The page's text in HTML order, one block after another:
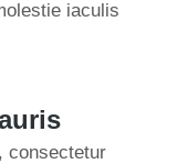
iaculis
consectetur